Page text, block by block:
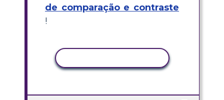
de comparação e contraste
!